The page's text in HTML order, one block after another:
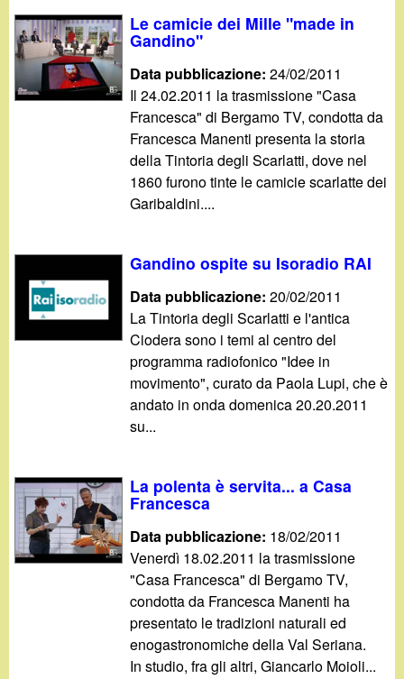
Le camicie dei Mille "made in
Gandino"
Data pubblicazione:24/02/2011
Il 24.02.2011 la trasmissione "Casa
Francesca" di Bergamo TV, condotta da
Francesca Manenti presenta la storia
della Tintoria degli Scarlatti, dove nel
1860 furono tinte le camicie scarlatte dei
Garibaldini....
Gandino ospite su Isoradio RAI
Data pubblicazione:20/02/2011
La Tintoria degli Scarlatti e l'antica
Ciodera sono i temi al centro del
programma radiofonico "Idee in
movimento", curato da Paola Lupi, che è
andato in onda domenica 20.20.2011
su...
La polenta è servita... a Casa
Francesca
Data pubblicazione: 18/02/2011
Venerdì 18.02.2011 la trasmissione
"Casa Francesca" di Bergamo TV,
condotta da Francesca Manenti ha
presentato le tradizioni naturali ed
enogastronomiche della Val Seriana.
In studio, fra gli altri, Giancarlo Moioli...